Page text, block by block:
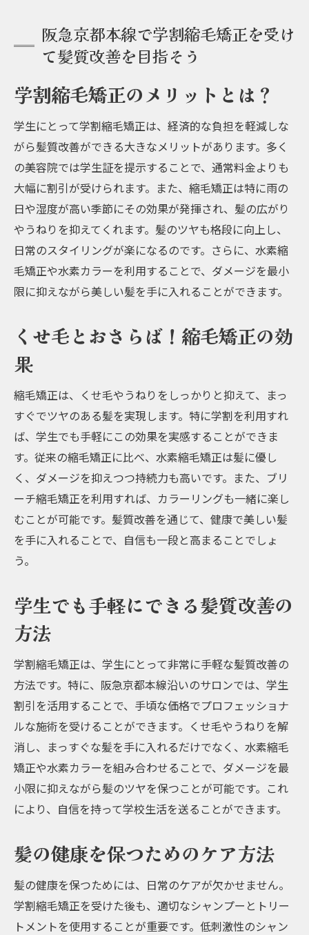
学割を活用してお得に髪質改善を実現
水素縮毛矯正の魅力阪急京都本線沿いで髪のツ
ヤを手に入れる方法
髪に優しい施術でツヤを取り戻す
評判の良いサロンを選ぶポイント
水素縮毛矯正後の髪のケア方法
学生でも試せる手軽なヘアケア
阪急京都本線沿いの人気サロン紹介
学生必見阪急京都本線で学割縮毛矯正を利用し
て美しい髪を手に入れる
学生におすすめの学割サービスとは？
学割を利用するための手続きとポイント
阪急京都本線沿いの学割対応サロン
学生でも安心のカウンセリングサービス
髪質改善の新常識阪急京都本線で水素カラーと
学割縮毛矯正を体験
水素カラーの効果とその魅力
学割と併用でお得に綺麗な髪を手に入れる
髪質改善のための新常識
阪急京都本線沿いのサロンで体験
学生でも試せるお得なプラン
阪急京都本線沿いのおすすめサロン学割縮毛矯
正で髪の悩みを解消
口コミで人気のサロン紹介
学割縮毛矯正で髪の悩みを解決
サロン選びのポイントと注意点
施術後の髪のケア方法
学生に優しい価格設定のサロン
阪急京都本線沿いで簡単予約
ブリーチ縮毛矯正のメリット阪急京都本線でダ
ブリーチ縮毛矯正とは？
美髪を実現するためのケア方法
阪急京都本線沿いのおすすめサロン
阪急京都本線で学割縮毛矯正を受け
て髪質改善を目指そう
学割縮毛矯正のメリットとは？
学生にとって学割縮毛矯正は、経済的な負担を軽減しな
がら髪質改善ができる大きなメリットがあります。多く
の美容院では学生証を提示することで、通常料金よりも
大幅に割引が受けられます。また、縮毛矯正は特に雨の
日や湿度が高い季節にその効果が発揮され、髪の広がり
やうねりを抑えてくれます。髪のツヤも格段に向上し、
日常のスタイリングが楽になるのです。さらに、水素縮
毛矯正や水素カラーを利用することで、ダメージを最小
限に抑えながら美しい髪を手に入れることができます。
くせ毛とおさらば！縮毛矯正の効
果
縮毛矯正は、くせ毛やうねりをしっかりと抑えて、まっ
すぐでツヤのある髪を実現します。特に学割を利用すれ
ば、学生でも手軽にこの効果を実感することができま
す。従来の縮毛矯正に比べ、水素縮毛矯正は髪に優し
く、ダメージを抑えつつ持続力も高いです。また、ブリ
ーチ縮毛矯正を利用すれば、カラーリングも一緒に楽し
むことが可能です。髪質改善を通じて、健康で美しい髪
を手に入れることで、自信も一段と高まることでしょ
う。
学生でも手軽にできる髪質改善の
方法
学割縮毛矯正は、学生にとって非常に手軽な髪質改善の
方法です。特に、阪急京都本線沿いのサロンでは、学生
割引を活用することで、手頃な価格でプロフェッショナ
ルな施術を受けることができます。くせ毛やうねりを解
消し、まっすぐな髪を手に入れるだけでなく、水素縮毛
矯正や水素カラーを組み合わせることで、ダメージを最
小限に抑えながら髪のツヤを保つことが可能です。これ
により、自信を持って学校生活を送ることができます。
髪の健康を保つためのケア方法
髪の健康を保つためには、日常のケアが欠かせません。
学割縮毛矯正を受けた後も、適切なシャンプーとトリー
トメントを使用することが重要です。低刺激性のシャン